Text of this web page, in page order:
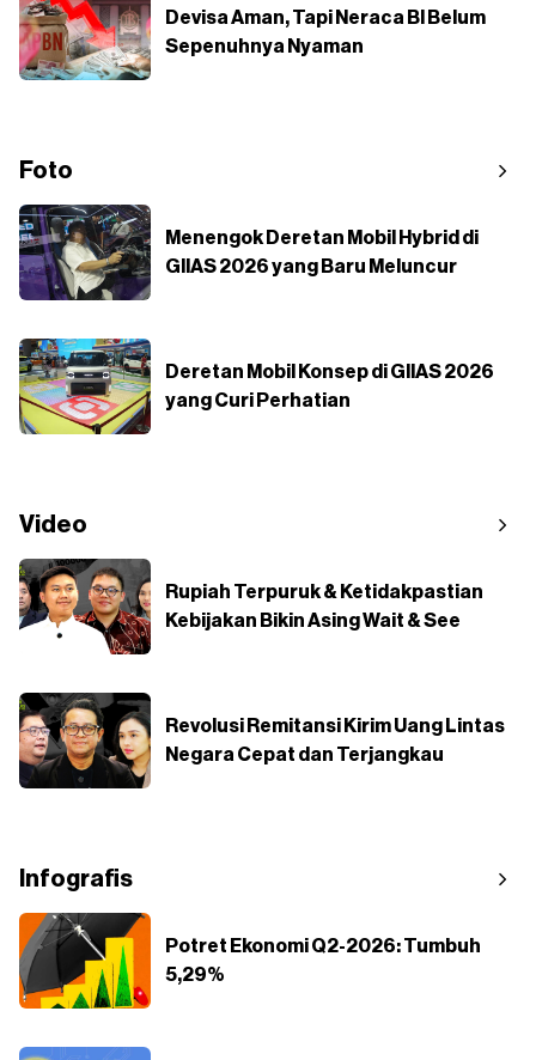
Devisa Aman, Tapi Neraca BI Belum
Sepenuhnya Nyaman
Foto
Menengok Deretan Mobil Hybrid di
GIIAS 2026 yang Baru Meluncur
Deretan Mobil Konsep di GIIAS 2026
yang Curi Perhatian
Video
Rupiah Terpuruk & Ketidakpastian
Kebijakan Bikin Asing Wait & See
Revolusi Remitansi Kirim Uang Lintas
Negara Cepat dan Terjangkau
Infografis
Potret Ekonomi Q2-2026: Tumbuh
5,29%